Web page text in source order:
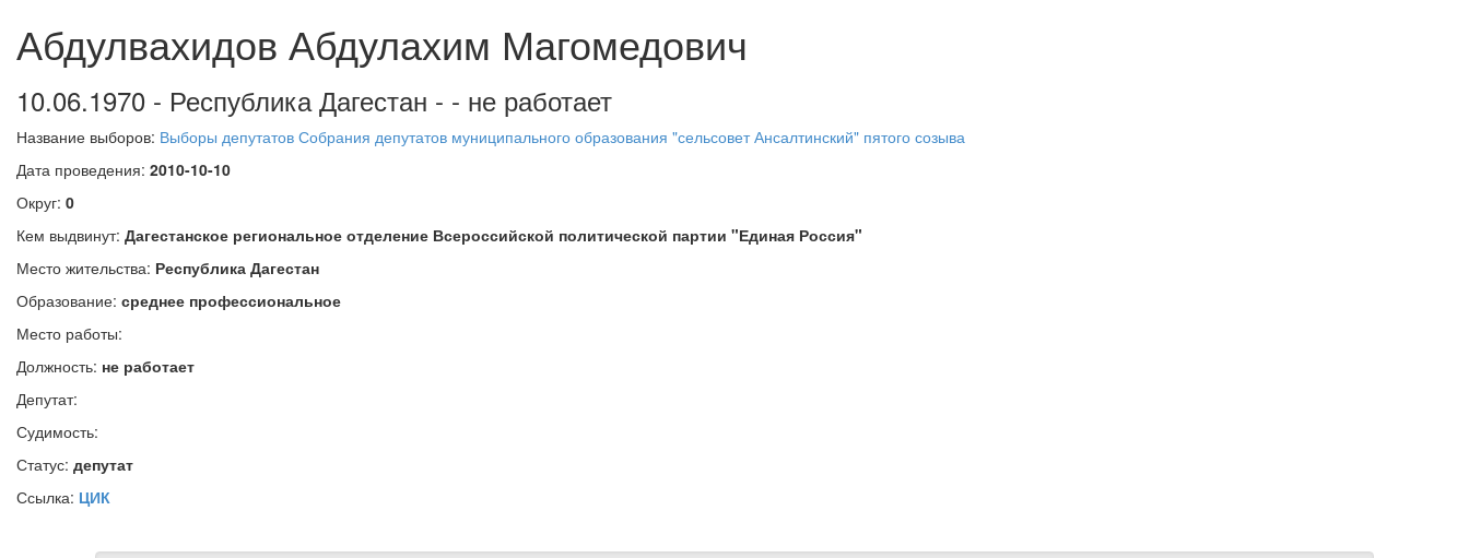
Абдулвахидов Абдулахим Магомедович
10.06.1970 - Республика Дагестан - - не работает
Название выборов: Выборы депутатов Собрания депутатов муниципального образования "сельсовет Ансалтинский" пятого созыва
Дата проведения: 2010-10-10
Округ: 0
Кем выдвинут: Дагестанское региональное отделение Всероссийской политической партии "Единая Россия"
Место жительства: Республика Дагестан
Образование: среднее профессиональное
Место работы:
Должность: не работает
Депутат:
Судимость:
Статус: депутат
Ссылка: ЦИК